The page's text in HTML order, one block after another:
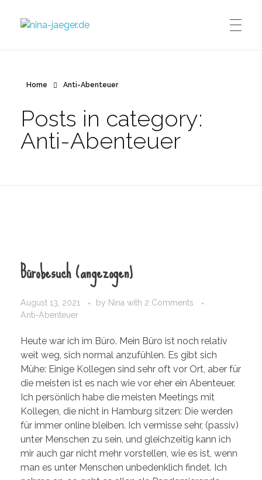
Home Anti-Abenteuer
Posts in category:
Anti-Abenteuer
Bürobesuch (angezogen)
August 13, 2021 by Nina with 2 Comments
Anti-Abenteuer
Heute war ich im Büro. Mein Büro ist noch relativ
weit weg, sich normal anzufühlen. Es gibt sich
Mühe: Einige Kollegen sind sehr oft vor Ort, aber für
die meisten ist es nach wie vor eher ein Abenteuer.
Ich persönlich habe die meisten Meetings mit
Kollegen, die nicht in Hamburg sitzen: Die werden
für immer online bleiben. Ich vermisse sehr, (passiv)
unter Menschen zu sein, und gleichzeitig kann ich
mir auch gar nicht mehr vorstellen, wie es ist, wenn
man es unter Menschen unbedenklich findet. Ich